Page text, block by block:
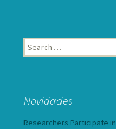
Search
for:
Novidades
Researchers Participate in